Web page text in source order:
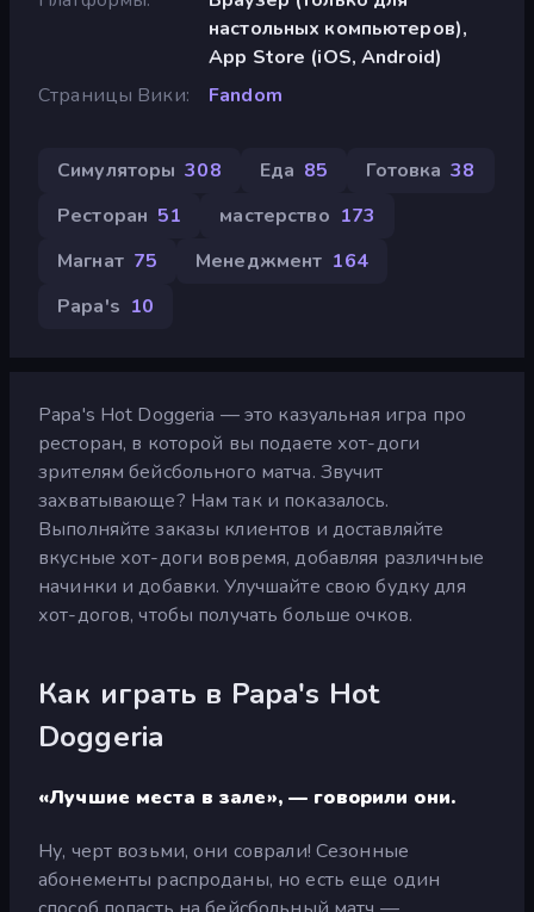
настольных компьютеров),
App Store (iOS, Android)
Страницы Вики
Fandom
Симуляторы 308 Еда 85 Готовка 38
Ресторан 51 мастерство 173
Магнат 75 Менеджмент 164
Papa's 10
Papa's Hot Doggeria — это казуальная игра про
ресторан, в которой вы подаете хот-доги
зрителям бейсбольного матча. Звучит
захватывающе? Нам так и показалось.
Выполняйте заказы клиентов и доставляйте
вкусные хот-доги вовремя, добавляя различные
начинки и добавки. Улучшайте свою будку для
хот-догов, чтобы получать больше очков.
Как играть в Papa's Hot
Doggeria
«Лучшие места в зале», — говорили они.
Ну, черт возьми, они соврали! Сезонные
абонементы распроданы, но есть еще один